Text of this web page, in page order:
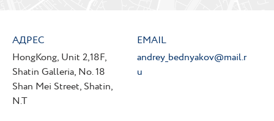
АДРЕС
HongKong, Unit 2,18F,
Shatin Galleria, No. 18
Shan Mei Street, Shatin,
N.T
EMAIL
andrey_bednyakov@mail.r
u